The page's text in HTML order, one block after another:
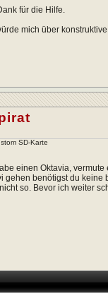
für die Hilfe.
mich über
SD-Karte
einen Oktavia,
gehen benötigst du keine
so. Bevor ich weiter